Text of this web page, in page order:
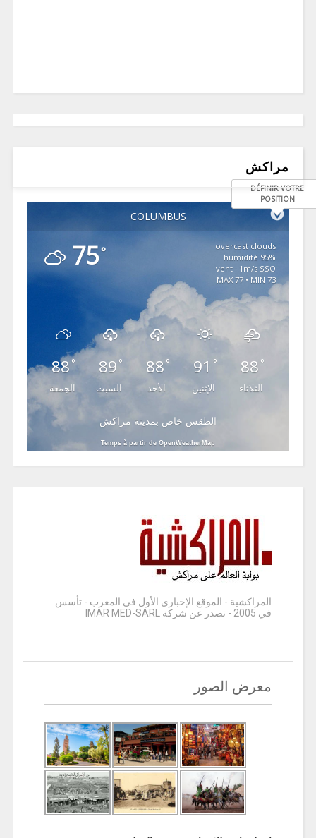
مراكش
COLUMBUS
DÉFINIR VOTRE
POSITION
75°
overcast clouds
95% humidité
vent : 1m/s SSO
MAX 77 • MIN 73
88°
الجمعة
89 °
السبت
88°
الأحد
91 °
الإثنين
88 °
الثلاثاء
الطقس خاص بمدينة مراكش
Temps à partir de OpenWeatherMap
المراكشية - الموقع الإخباري الأول في المغرب - تأسس
في 2005 - تصدر عن شركة IMAR MED-SARL
معرض الصور